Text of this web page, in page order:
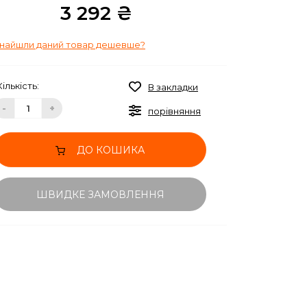
3 292 ₴
даний товар дешевше?
- +
В закладки
порівняння
ДО КОШИКА
ШВИДКЕ ЗАМОВЛЕННЯ